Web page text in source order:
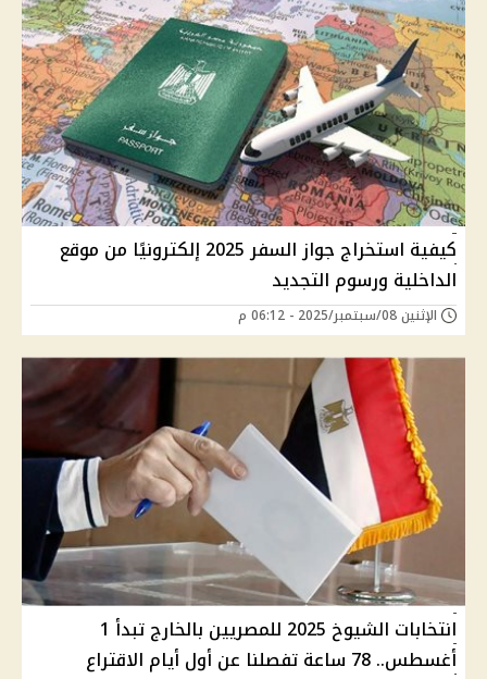
كيفية استخراج جواز السفر 2025 إلكترونيًا من موقع
الداخلية ورسوم التجديد
الإثنين 08/سبتمبر/2025 - 06:12 م
انتخابات الشيوخ 2025 للمصريين بالخارج تبدأ 1
أغسطس.. 78 ساعة تفصلنا عن أول أيام الاقتراع